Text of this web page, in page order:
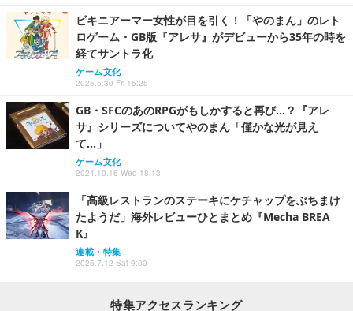
ビキニアーマー女性が目を引く！「やのまん」のレト
ロゲーム・GB版『アレサ』がデビューから35年の時を
経てサントラ化
ゲーム文化
2025.5.30 Fri 15:25
GB・SFCのあのRPGがもしかすると再び…？『アレ
サ』シリーズについてやのまん「僅かな光が見え
て…」
ゲーム文化
2024.10.16 Wed 18:13
「高級レストランのステーキにケチャップをぶちまけ
たようだ」海外レビューひとまとめ『Mecha BREA
K』
連載・特集
2025.7.12 Sat 9:00
特集アクセスランキング